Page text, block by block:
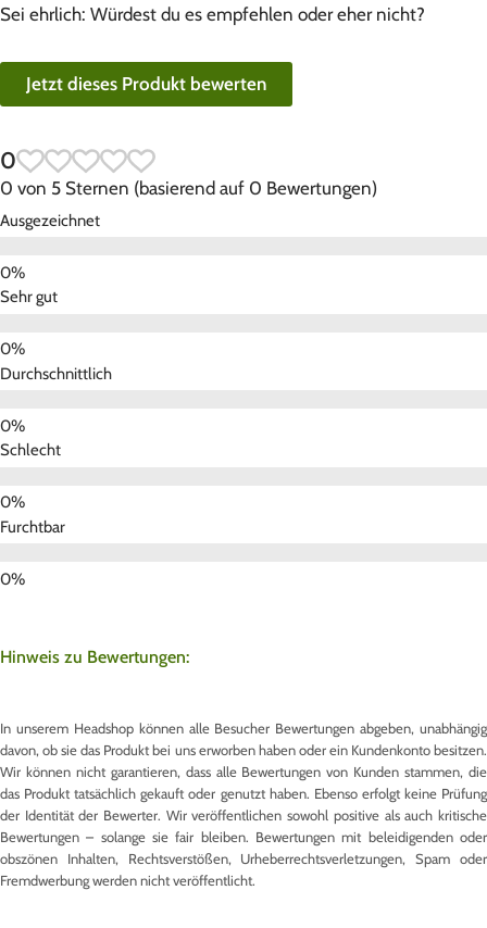
Sei ehrlich: Würdest du es empfehlen oder eher nicht?
Jetzt dieses Produkt bewerten
0
0 von 5 Sternen (basierend auf 0 Bewertungen)
Ausgezeichnet
Sehr gut
Durchschnittlich
Schlecht
Furchtbar
Hinweis zu Bewertungen:
In unserem Headshop können alle Besucher Bewertungen abgeben, unabhängig
davon, ob sie das Produkt bei uns erworben haben oder ein Kundenkonto besitzen.
Wir können nicht garantieren, dass alle Bewertungen von Kunden stammen, die
das Produkt tatsächlich gekauft oder genutzt haben. Ebenso erfolgt keine Prüfung
der Identität der Bewerter. Wir veröffentlichen sowohl positive als auch kritische
Bewertungen – solange sie fair bleiben. Bewertungen mit beleidigenden oder
obszönen Inhalten, Rechtsverstößen, Urheberrechtsverletzungen, Spam oder
Fremdwerbung werden nicht veröffentlicht.